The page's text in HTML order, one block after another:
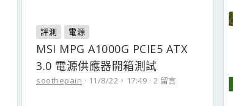
評測 電源
MSI MPG A1000G PCIE5 ATX
3.0 電源供應器開箱測試
soothepain 11/8/22，17:49 2 留言